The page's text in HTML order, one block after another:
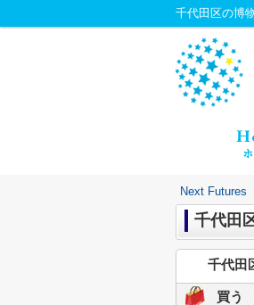
千代田区の博
Next Futures
千代田
千代田
買う